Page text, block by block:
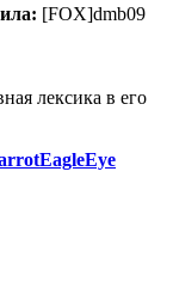
[FOX]dmb09
лексика в его